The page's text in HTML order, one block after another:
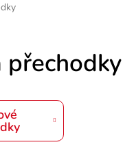
přechodky